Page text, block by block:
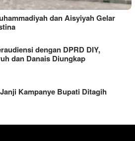
dan Aisyiyah Gelar
dengan DPRD DIY,
dan Danais Diungkap
Kampanye Bupati Ditagih